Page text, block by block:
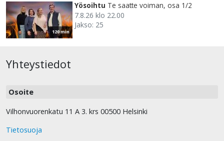
120 min
Yösoihtu Te saatte voiman, osa 1/2
7.8.26 klo 22.00
Jakso: 25
Yhteystiedot
Osoite
Vilhonvuorenkatu 11 A 3. krs 00500 Helsinki
Tietosuoja